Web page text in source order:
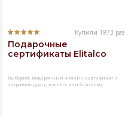
Купили 1973 раз
Подарочные
сертификаты Elitalco
Выберите подарочный онлайн-сертификат и
отправьте другу, коллеге или близкому